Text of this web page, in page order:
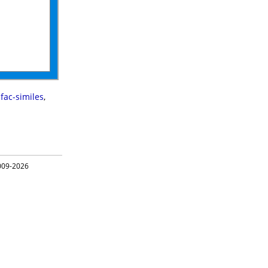
fac-similes,
2026